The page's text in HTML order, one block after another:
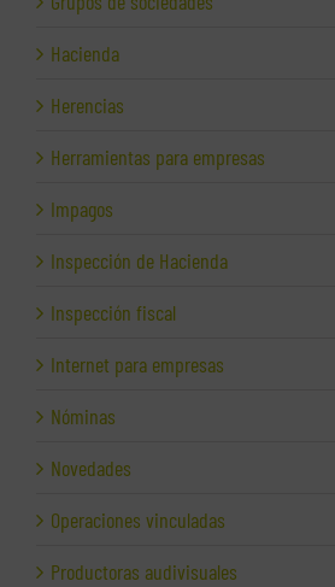
Hacienda
Herencias
Herramientas para empresas
Impagos
Inspección de Hacienda
Inspección fiscal
Internet para empresas
Nóminas
Novedades
Operaciones vinculadas
Productoras audivisuales